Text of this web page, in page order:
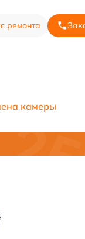
ремонта
камеры